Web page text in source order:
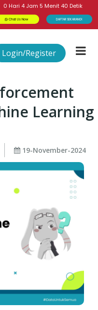
0 Hari 4Jam 5 Menit 40 Detik
Chat Us Now DAFTAR SEKARANG!
Login/Register
Learning
19-November-2024